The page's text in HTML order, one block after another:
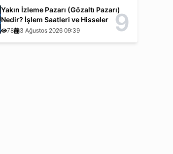
Yakın İzleme Pazarı (Gözaltı Pazarı)
Nedir? İşlem Saatleri ve Hisseler
78 3 Ağustos 2026 09:39 9